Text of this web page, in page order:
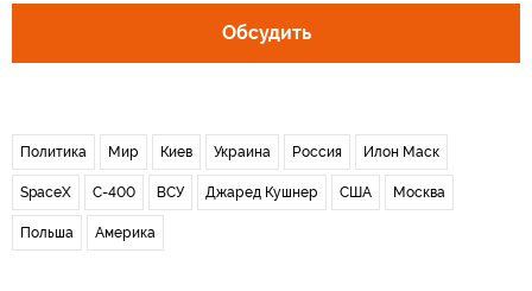
Обсудить
Политика Мир Киев Украина Россия Илон Маск
SpaceX С-400 ВСУ Джаред Кушнер США Москва
Польша Америка